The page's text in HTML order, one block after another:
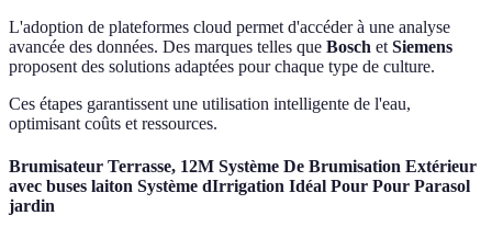
L'adoption de plateformes cloud permet d'accéder à une analyse
avancée des données. Des marques telles que Bosch et Siemens
proposent des solutions adaptées pour chaque type de culture.
Ces étapes garantissent une utilisation intelligente de l'eau,
optimisant coûts et ressources.
Brumisateur Terrasse, 12M Système De Brumisation Extérieur
avec buses laiton Système dIrrigation Idéal Pour Pour Parasol
jardin